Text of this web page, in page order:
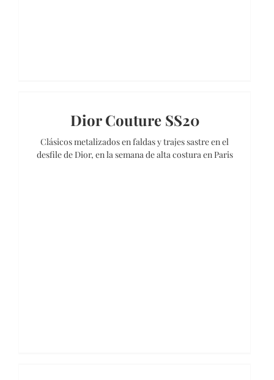
Dior Couture SS20
Clásicos metalizados en faldas y trajes sastre en el
desfile de Dior, en la semana de alta costura en Paris